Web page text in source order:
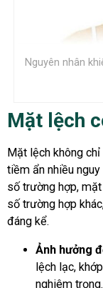
Nguyên nhân
Mặt lệch
Mặt lệch không
tiềm ẩn nhiều
số trường hợp,
số trường hợp
đáng kể.
Ảnh hưởng
lệch lạc,
nghiêm